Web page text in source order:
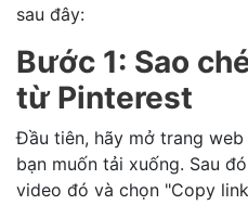
sau đây:
Bước 1: Sao
từ Pinterest
Đầu tiên, hãy mở trang
bạn muốn tải xuống. Sau
video đó và chọn "Copy